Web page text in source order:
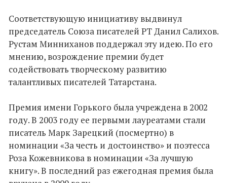
Соответствующую инициативу выдвинул
председатель Союза писателей РТ Данил Салихов.
Рустам Минниханов поддержал эту идею. По его
мнению, возрождение премии будет
содействовать творческому развитию
талантливых писателей Татарстана.
Премия имени Горького была учреждена в 2002
году. В 2003 году ее первыми лауреатами стали
писатель Марк Зарецкий (посмертно) в
номинации «За честь и достоинство» и поэтесса
Роза Кожевникова в номинации «За лучшую
книгу». В последний раз ежегодная премия была